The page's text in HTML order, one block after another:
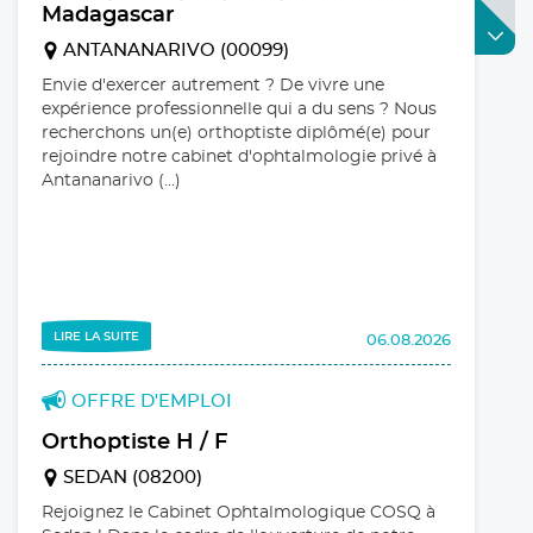
LIRE LA SUITE Partager :
Saint-Martin - Paris
Madagascar
ANTANANARIVO (00099)
Envie d'exercer autrement ? De vivre une
expérience professionnelle qui a du sens ? Nous
recherchons un(e) orthoptiste diplômé(e) pour
rejoindre notre cabinet d'ophtalmologie privé à
Antananarivo (...)
LIRE LA SUITE 06.08.2026
OFFRE D'EMPLOI
Orthoptiste H / F
SEDAN (08200)
Rejoignez le Cabinet Ophtalmologique COSQ à